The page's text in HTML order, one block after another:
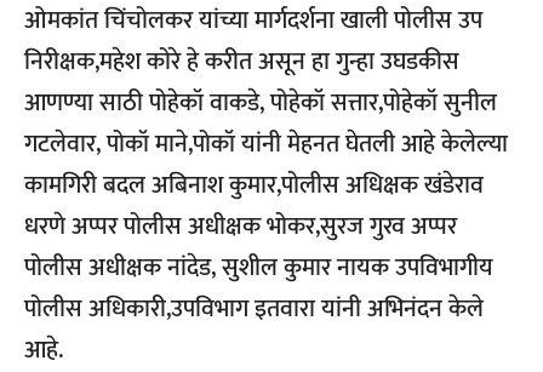
ओमकांत चिंचोलकर यांच्या मार्गदर्शना खाली पोलीस उप
निरीक्षक,महेश कोरे हे करीत असून हा गुन्हा उघडकीस
आणण्या साठी पोहेकॉ वाकडे, पोहेकॉ सत्तार,पोहेकॉ सुनील
गटलेवार, पोकॉ माने,पोकॉ यांनी मेहनत घेतली आहे केलेल्या
कामगिरी बदल अबिनाश कुमार,पोलीस अधिक्षक खंडेराव
धरणे अप्पर पोलीस अधीक्षक भोकर,सुरज गुरव अप्पर
पोलीस अधीक्षक नांदेड, सुशील कुमार नायक उपविभागीय
पोलीस अधिकारी,उपविभाग इतवारा यांनी अभिनंदन केले
आहे.